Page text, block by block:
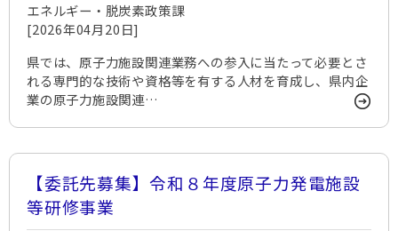
エネルギー・脱炭素政策課
[2026年04月20日]
県では、原子力施設関連業務への参入に当たって必要とさ
れる専門的な技術や資格等を有する人材を育成し、県内企
業の原子力施設関連…
【委託先募集】令和８年度原子力発電施設
等研修事業